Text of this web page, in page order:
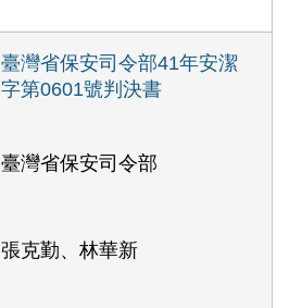
臺灣省保安司令部41年安潔
字第0601號判決書
臺灣省保安司令部
張克勤、林華新